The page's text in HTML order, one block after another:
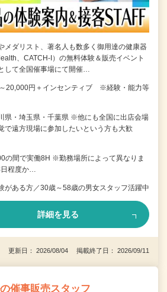
メダリスト、著名人も数多く御用達の健康器
、CATCH-I）の無料体験＆販売イベント
して全国催事場にて開催…
20,000円＋インセンティブ ※経験・能力等
県・埼玉県・千葉県 ※他にも全国に出店会場
で遠方現場に参加したいという方も大歓
の間で実働8H ※勤務場所によって異なりま
程度か…
がある方／30歳～58歳の男女スタッフ活躍中
詳細を見る
更新日： 2026/08/04 掲載終了日： 2026/09/11
催事販売スタッフ